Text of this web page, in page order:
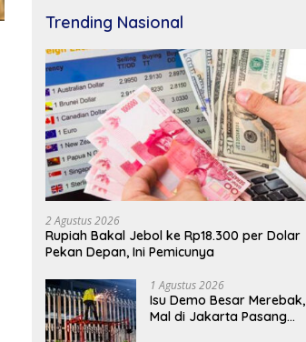
Trending Nasional
2 Agustus 2026
Rupiah Bakal Jebol ke Rp18.300 per Dolar
Pekan Depan, Ini Pemicunya
1 Agustus 2026
Isu Demo Besar Merebak,
Mal di Jakarta Pasang